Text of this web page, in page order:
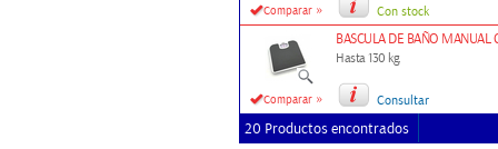
Comparar » Con stock
Comparar »
BASCULA DE BAÑO MANUAL
Hasta 130 kg.
Consultar
20 Productos encontrados